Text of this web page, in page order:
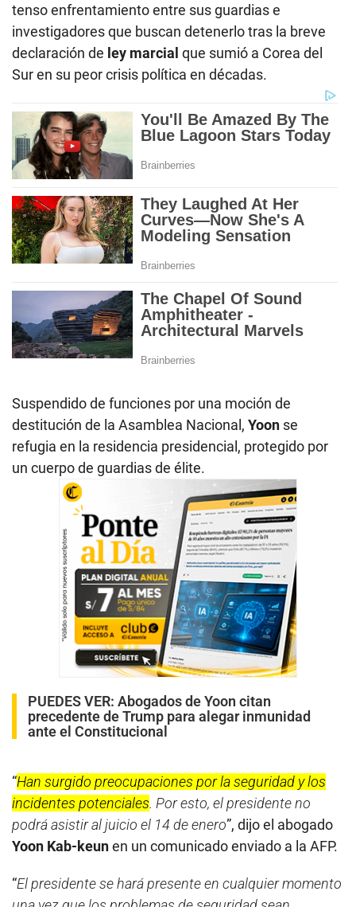
tenso enfrentamiento entre sus guardias e
investigadores que buscan detenerlo tras la breve
declaración de ley marcial que sumió a Corea del
Sur en su peor crisis política en décadas.
Suspendido de funciones por una moción de
destitución de la Asamblea Nacional, Yoon se
refugia en la residencia presidencial, protegido por
un cuerpo de guardias de élite.
PUEDES VER: Abogados de Yoon citan
precedente de Trump para alegar inmunidad
ante el Constitucional
“Han surgido preocupaciones por la seguridad y los
incidentes potenciales. Por esto, el presidente no
podrá asistir al juicio el 14 de enero”, dijo el abogado
Yoon Kab-keunen un comunicado enviado a la AFP.
“El presidente se hará presente en cualquier momento